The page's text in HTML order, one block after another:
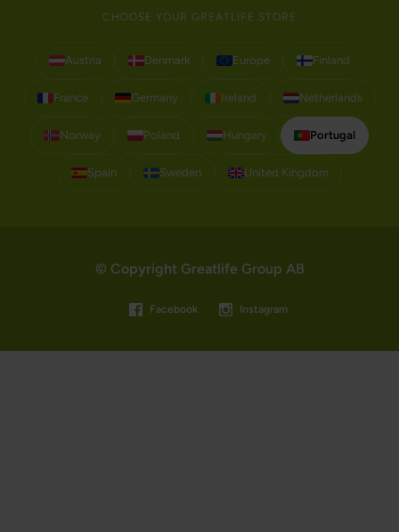
CHOOSE YOUR GREATLIFE STORE
Austria Denmark Europe Finland
France Germany Ireland Netherlands
Norway Poland Hungary Portugal
Spain Sweden United Kingdom
© Copyright Greatlife Group AB
Facebook Instagram